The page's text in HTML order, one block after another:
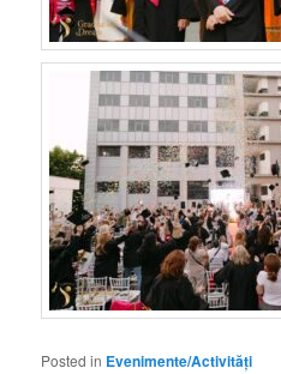
Posted in Evenimente/Activități